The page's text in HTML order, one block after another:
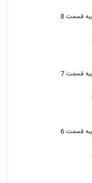
قسمت 8
قسمت 7
قسمت 6